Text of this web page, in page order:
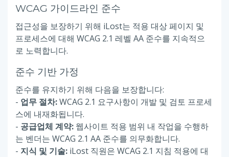
WCAG 가이드라인 준수
접근성을 보장하기 위해 iLost는 적용 대상 페이지 및
프로세스에 대해 WCAG 2.1 레벨 AA 준수를 지속적으
로 노력합니다.
준수 기반 가정
준수를 유지하기 위해 다음을 보장합니다:
- 업무 절차:WCAG 2.1 요구사항이 개발 및 검토 프로세
스에 내재화됩니다.
- 공급업체 계약: 웹사이트 적용 범위 내 작업을 수행하
는 벤더는 WCAG 2.1 AA 준수를 의무화합니다.
- 지식 및 기술: iLost 직원은 WCAG 2.1 지침 적용에 대